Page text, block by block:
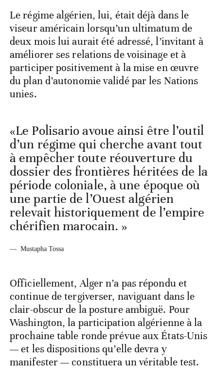
Le régime algérien, lui, était déjà dans le
viseur américain lorsqu’un ultimatum de
deux mois lui aurait été adressé, l’invitant à
améliorer ses relations de voisinage et à
participer positivement à la mise en œuvre
du plan d’autonomie validé par les Nations
unies.
«Le Polisario avoue ainsi être l’outil
d’un régime qui cherche avant tout
à empêcher toute réouverture du
dossier des frontières héritées de la
période coloniale, à une époque où
une partie de l’Ouest algérien
relevait historiquement de l’empire
chérifien marocain. »
— Mustapha Tossa
Officiellement, Alger n’a pas répondu et
continue de tergiverser, naviguant dans le
clair-obscur de la posture ambiguë. Pour
Washington, la participation algérienne à la
prochaine table ronde prévue aux États-Unis
— et les dispositions qu’elle devra y
manifester — constituera un véritable test.